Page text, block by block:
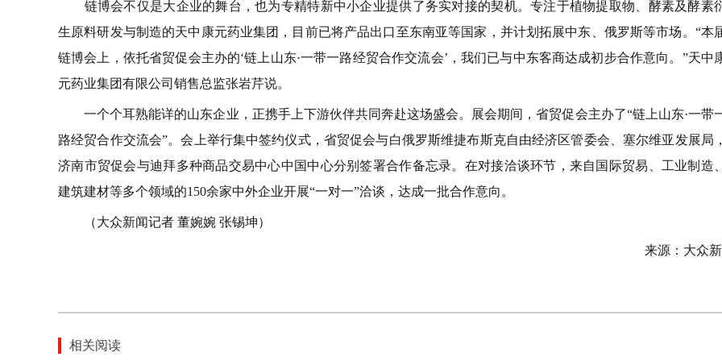
链博会不仅是大企业的舞台，也为专精特新中小企业提供了务实对接的契机。专注于植物提取物、酵素及酵素
生原料研发与制造的天中康元药业集团，目前已将产品出口至东南亚等国家，并计划拓展中东、俄罗斯等市场。“本
链博会上，依托省贸促会主办的‘链上山东·一带一路经贸合作交流会’，我们已与中东客商达成初步合作意向。”天中
元药业集团有限公司销售总监张岩芹说。
一个个耳熟能详的山东企业，正携手上下游伙伴共同奔赴这场盛会。展会期间，省贸促会主办了“链上山东·一带
路经贸合作交流会”。会上举行集中签约仪式，省贸促会与白俄罗斯维捷布斯克自由经济区管委会、塞尔维亚发展局，
济南市贸促会与迪拜多种商品交易中心中国中心分别签署合作备忘录。在对接洽谈环节，来自国际贸易、工业制造、
建筑建材等多个领域的150余家中外企业开展“一对一”洽谈，达成一批合作意向。
（大众新闻记者 董婉婉 张锡坤）
来源：大众
相关阅读